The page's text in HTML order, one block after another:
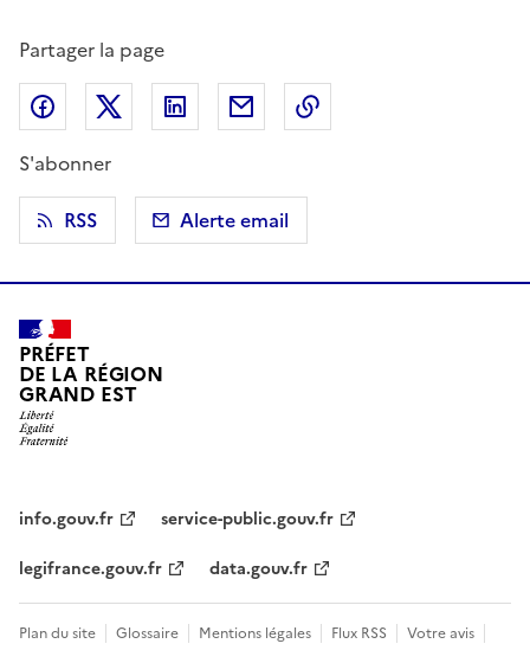
Partager la page
Partager sur Facebook
Partager sur X (anciennement Twitter)
Partager sur LinkedIn
Partager par email
S'abonner
RSS
Alerte email
PRÉFET
DE LA RÉGION
GRAND EST
info.gouv.fr
service-public.gouv.fr
legifrance.gouv.fr
data.gouv.fr
Plan du site Glossaire Mentions légales Flux RSS Votre avis